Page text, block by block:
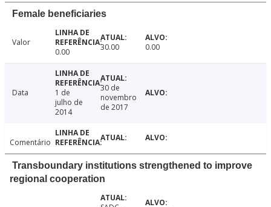
Female beneficiaries
Valor
0.00
30.00 0.00
Data
1 de
julho de
2014
30 de
novembro
de 2017
Comentário
Transboundary institutions strengthened to improve
regional cooperation